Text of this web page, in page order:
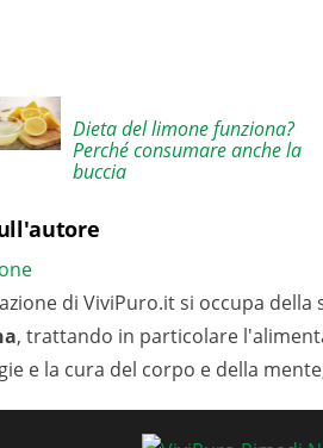
Dieta del limone funziona?
Perché consumare anche la
buccia
di ViviPuro.it si occupa
, trattando in particolare
e la cura del corpo e della